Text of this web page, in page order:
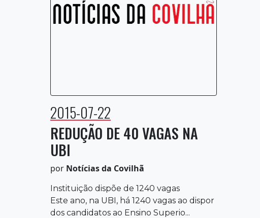
2015-07-22
REDUÇÃO DE 40 VAGAS NA
UBI
por Notícias da Covilhã
Instituição dispõe de 1240 vagas
Este ano, na UBI, há 1240 vagas ao dispor
dos candidatos ao Ensino Superio...